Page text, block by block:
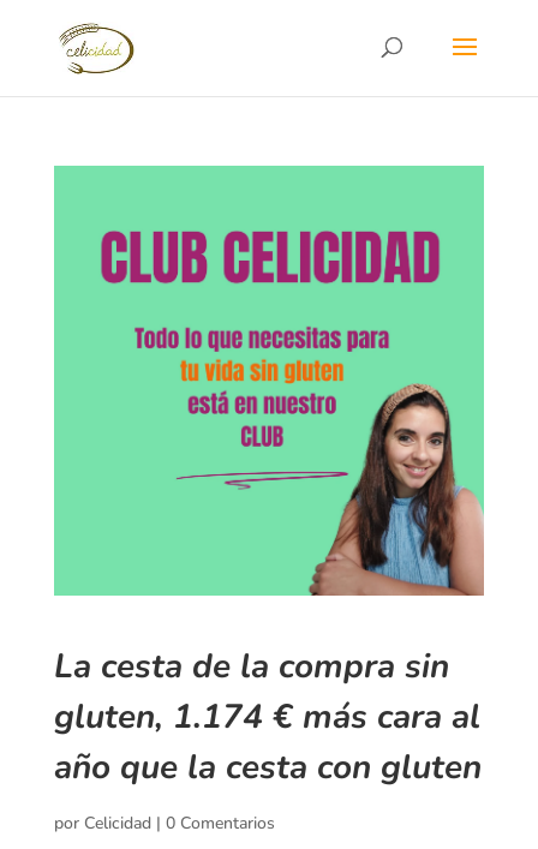
La cesta de la compra sin
gluten, 1.174 € más cara al
año que la cesta con gluten
por Celicidad| 0 Comentarios